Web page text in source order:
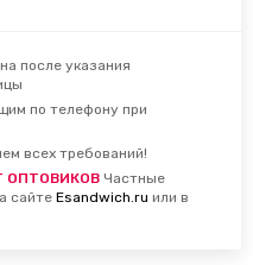
после указания
по телефону при
всех требований!
ОПТОВИКОВ Частные
сайте Esandwich.ru или в